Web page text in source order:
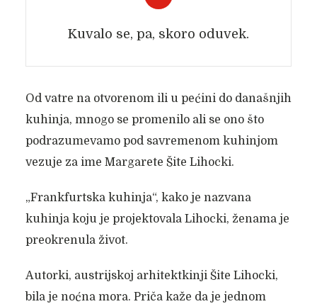
Kuvalo se, pa, skoro oduvek.
Od vatre na otvorenom ili u pećini do današnjih
kuhinja, mnogo se promenilo ali se ono što
podrazumevamo pod savremenom kuhinjom
vezuje za ime Margarete Šite Lihocki.
„Frankfurtska kuhinja“, kako je nazvana
kuhinja koju je projektovala Lihocki, ženama je
preokrenula život.
Autorki, austrijskoj arhitektkinji Šite Lihocki,
bila je noćna mora. Priča kaže da je jednom